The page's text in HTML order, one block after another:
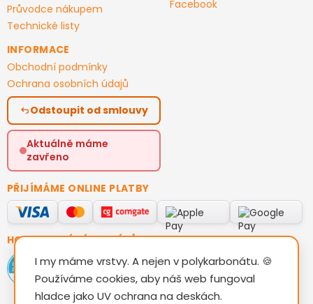
Průvodce nákupem
Technické listy
INFORMACE
Obchodní podmínky
Ochrana osobních údajů
Odstoupit od smlouvy
Aktuálně máme
zavřeno
PŘIJÍMÁME ONLINE PLATBY
HODNOCENÍ ZÁKAZNÍKŮ
I my máme vrstvy. A nejen v polykarbonátu. 🍪
Používáme cookies, aby náš web fungoval
hladce jako UV ochrana na deskách.